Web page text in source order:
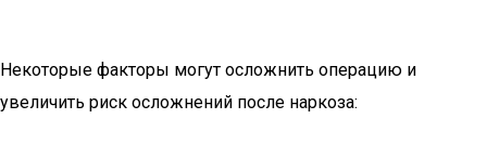
Некоторые факторы могут осложнить операцию и
увеличить риск осложнений после наркоза: